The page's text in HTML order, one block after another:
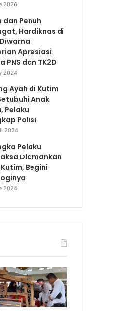
2026
dan Penuh
Hardiknas di
Apresiasi
PNS dan TK2D
2024
Ayah di Kutim
Anak
Pelaku
Polisi
2024
Pelaku
Diamankan
Begini
2024